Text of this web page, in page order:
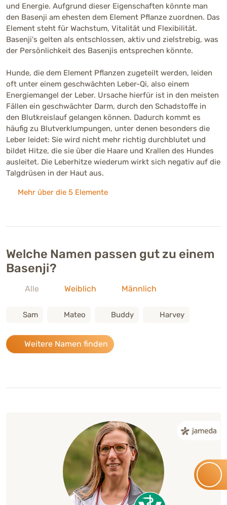
und Energie. Aufgrund dieser Eigenschaften könnte man
den Basenji am ehesten dem Element Pflanze zuordnen. Das
Element steht für Wachstum, Vitalität und Flexibilität.
Basenji's gelten als entschlossen, aktiv und zielstrebig, was
der Persönlichkeit des Basenjis entsprechen könnte.
Hunde, die dem Element Pflanzen zugeteilt werden, leiden
oft unter einem geschwächten Leber-Qi, also einem
Energiemangel der Leber. Ursache hierfür ist in den meisten
Fällen ein geschwächter Darm, durch den Schadstoffe in
den Blutkreislauf gelangen können. Dadurch kommt es
häufig zu Blutverklumpungen, unter denen besonders die
Leber leidet: Sie wird nicht mehr richtig durchblutet und
bildet Hitze, die sie über die Haare und Krallen des Hundes
ausleitet. Die Leberhitze wiederum wirkt sich negativ auf die
Talgdrüsen in der Haut aus.
Mehr über die 5 Elemente
Welche Namen passen gut zu einem
Basenji?
Alle Weiblich Männlich
Sam Mateo Buddy Harvey
Weitere Namen finden